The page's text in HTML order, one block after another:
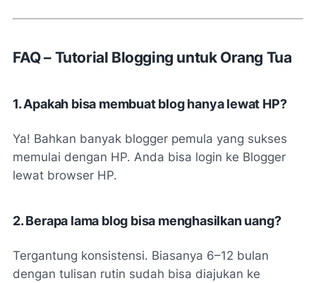
FAQ – Tutorial Blogging untuk Orang Tua
1. Apakah bisa membuat blog hanya lewat HP?
Ya! Bahkan banyak blogger pemula yang sukses
memulai dengan HP. Anda bisa login ke Blogger
lewat browser HP.
2. Berapa lama blog bisa menghasilkan uang?
Tergantung konsistensi. Biasanya 6–12 bulan
dengan tulisan rutin sudah bisa diajukan ke